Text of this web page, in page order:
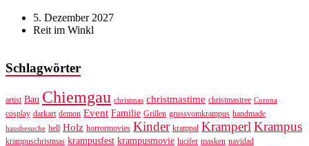
5. Dezember 2027
Reit im Winkl
Schlagwörter
artist Bau Chiemgau christmas christmastime christmastree Corona
cosplay darkart demon Event Familie Grillen grussvomkrampus handmade
hausbesuche hell Holz horrormovies Kinder krampal KramperlKrampus
krampuschristmas krampusfest krampusmovie lucifer masken navidad